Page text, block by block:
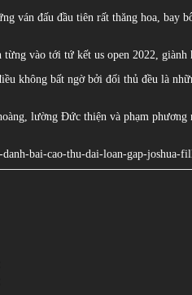
ván đấu đầu tiên rất thăng hoa,
vào tới tứ kết us open 2022,
không bất ngờ bởi đối thủ đều là
lường Đức thiện và phạm
bai-cao-thu-dai-loan-gap-